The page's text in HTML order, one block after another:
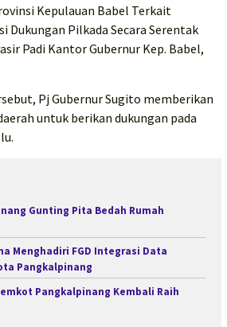
Kepulauan Babel Terkait
Dukungan Pilkada Secara Serentak
Padi Kantor Gubernur Kep. Babel,
Pj Gubernur Sugito memberikan
untuk berikan dukungan pada
Gunting Pita Bedah Rumah
Menghadiri FGD Integrasi Data
Pangkalpinang
Pangkalpinang Kembali Raih